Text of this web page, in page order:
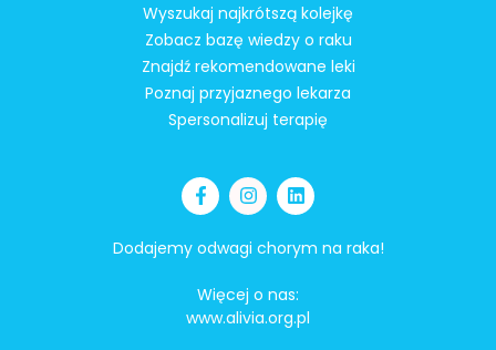
Wyszukaj najkrótszą kolejkę
Zobacz bazę wiedzy o raku
Znajdź rekomendowane leki
Poznaj przyjaznego lekarza
Spersonalizuj terapię
Dodajemy odwagi chorym na raka!
Więcej o nas:
www.alivia.org.pl